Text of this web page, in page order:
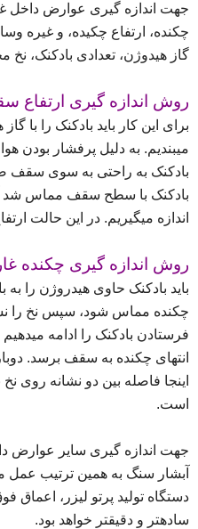
جهت اندازه گیری عوارض داخل
چکنده، ارتفاع چکیده، و غیره
گاز هیدوژن، تعدادی بادکنک،
روش اندازه گیری ارتفاع
برای این کار باید بادکنک را با
می​بندیم. به دلیل پرفشار بودن
بادکنک به راحتی به سوی سقف
بادکنک با سطح سقف مماس شد
اندازه می​گیریم. در این حالت
روش اندازه گیری چکنده غار
باید بادکنک حاوی هیدروژن را به
چکنده مماس شود، سپس نخ را
فرستادن بادکنک را ادامه
انتهای چکنده به سقف برسد.
اینجا فاصله بین دو نشانه روی
است.
جهت اندازه گیری سایر عوارض
آبشار سنگ به همین ترتیب عمل
دستگاه تولید پرتو لیزر، اعماق
ساده​تر و دقیق​تر خواهد بود.